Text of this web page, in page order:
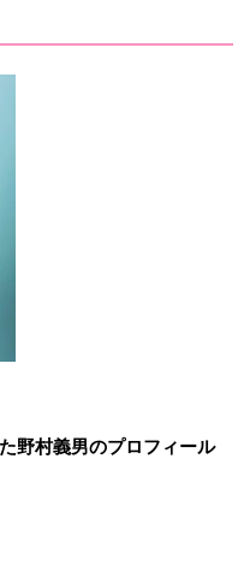
野村義男のプロフィール